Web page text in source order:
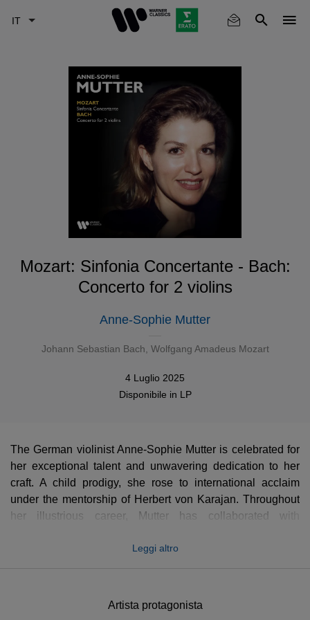
Mozart: Sinfonia Concertante - Bach:
Concerto for 2 violins
Anne-Sophie Mutter
Johann Sebastian Bach Wolfgang Amadeus Mozart
4 Luglio 2025
Disponibile in LP
Artista protagonista
The German violinist Anne-Sophie Mutter is celebrated for
her exceptional talent and unwavering dedication to her
craft. A child prodigy, she rose to international acclaim
under the mentorship of Herbert von Karajan. Throughout
her illustrious career, Mutter has collaborated with
versatility and technical brilliance.
Mozart’s Sinfonia Concertante for Violin and Viola,
Leggi altro